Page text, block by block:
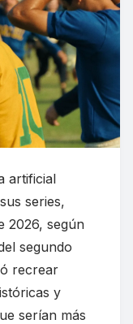
artificial
series,
2026, según
segundo
recrear
y
serían más